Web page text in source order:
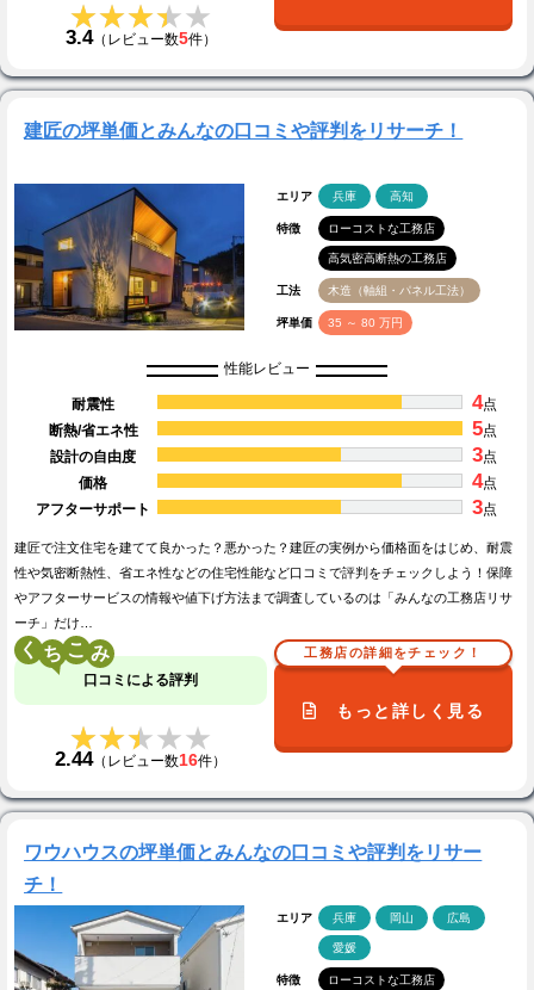
★★★★★
★★★★★
3.4（レビュー数5件）
建匠の坪単価とみんなの口コミや評判をリサーチ！
エリア 兵庫 高知
特徴 ローコストな工務店
高気密高断熱の工務店
工法 木造（軸組・パネル工法）
坪単価 35 ～ 80 万円
性能レビュー
耐震性 4点
断熱/省エネ性
5点
設計の自由度
3点
価格
4点
アフターサポート
3点
建匠で注文住宅を建てて良かった？悪かった？建匠の実例から価格面をはじめ、耐震
性や気密断熱性、省エネ性などの住宅性能など口コミで評判をチェックしよう！保障
やアフターサービスの情報や値下げ方法まで調査しているのは「みんなの工務店リサ
ーチ」だけ…
く こ
口コミによる評判
★★★★★
★★★★★
2.44（レビュー数16件）
工務店の詳細をチェック！
もっと詳しく見る
ワウハウスの坪単価とみんなの口コミや評判をリサー
チ！
エリア 兵庫 岡山 広島
愛媛
特徴 ローコストな工務店